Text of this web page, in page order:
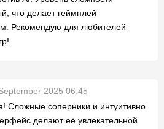
что делает геймплей
Рекомендую для любителей
2025 06:45
Сложные соперники и интуитивно
делают её увлекательной.